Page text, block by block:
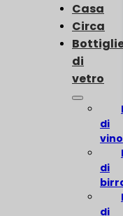
Casa
Circa
di
vetro
di
vino
di
di